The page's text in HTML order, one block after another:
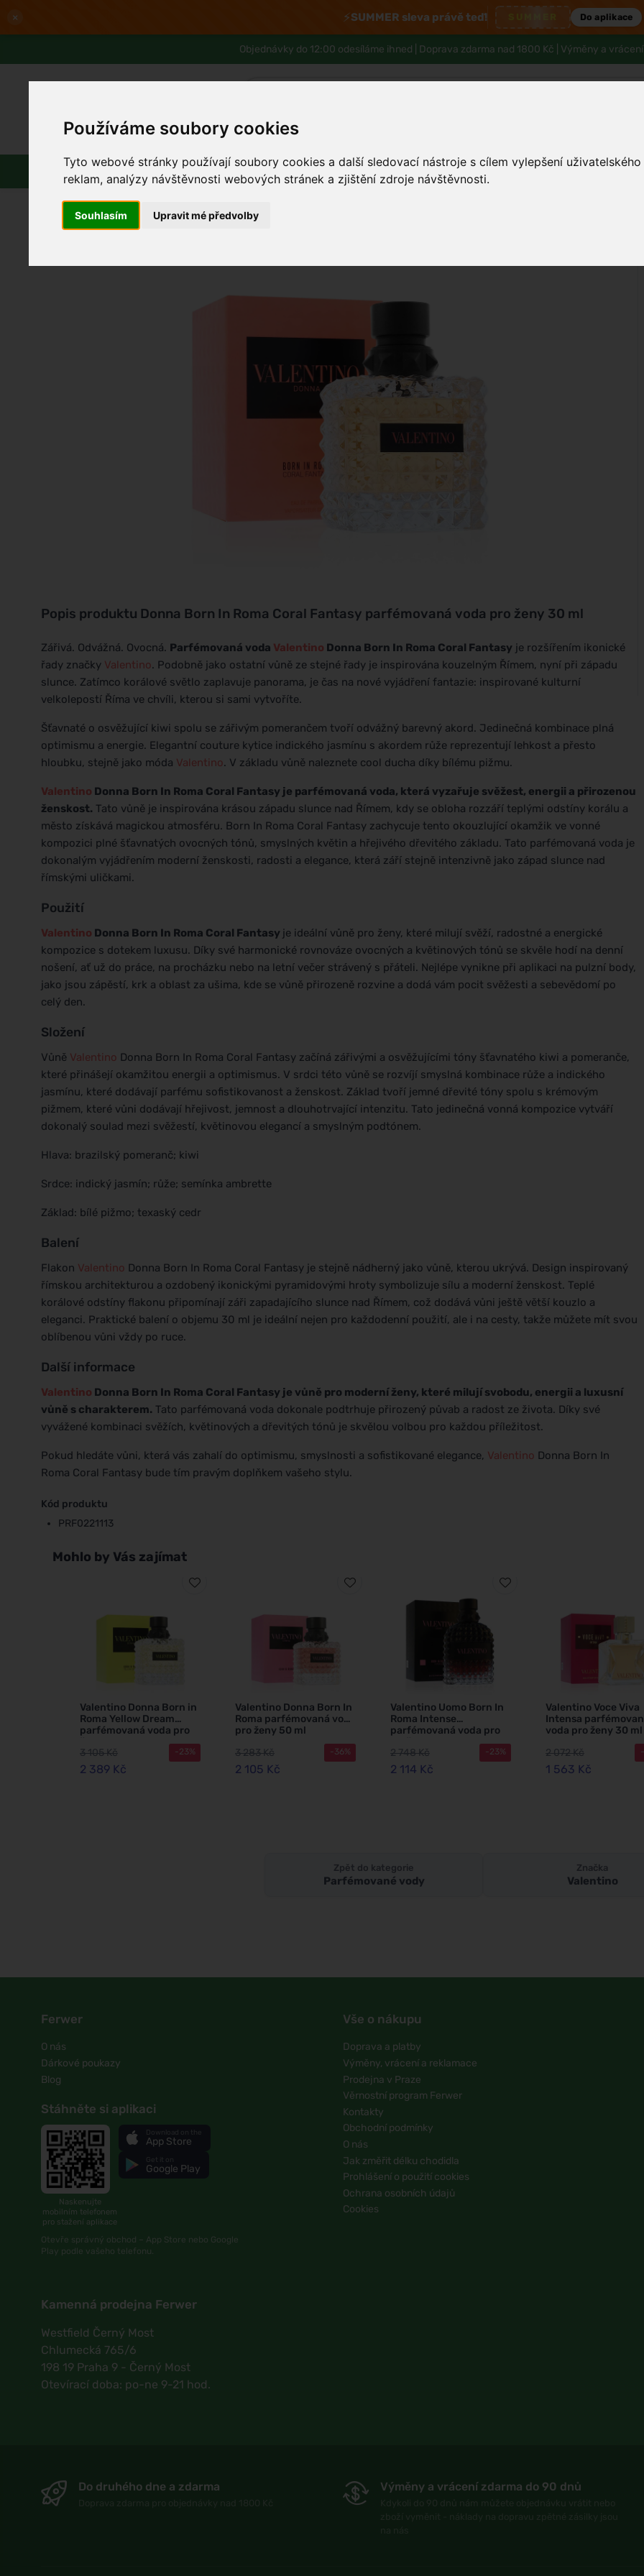
Používáme soubory cookies
Tyto webové stránky používají soubory cookies a další sledovací nástroje s cílem vylepšení
reklam, analýzy návštěvnosti webových stránek a zjištění zdroje návštěvnosti.
Souhlasím Upravit mé předvolby
× ⚡SUMMER sleva právě teď! Do aplikace
Objednávky do 12:00 odesíláme ihned | Doprava zdarma nad 1800 Kč | Výměny a
Parfémy Líčení Vlasy Pleť Tělo a hygiena Děti Muži
Popis produktu Donna Born In Roma Coral Fantasy parfémovaná voda pro ženy 30 ml
Zářivá. Odvážná. Ovocná. Parfémovaná voda Valentino Donna Born In Roma Coral Fantasy je rozšířením ikonické
řady značky Valentino. Podobně jako ostatní vůně ze stejné řady je inspirována kouzelným Římem, nyní při západu
slunce. Zatímco korálové světlo zaplavuje panorama, je čas na nové vyjádření fantazie: inspirované kulturní
velkolepostí Říma ve chvíli, kterou si sami vytvoříte.
Šťavnaté o osvěžující kiwi spolu se zářivým pomerančem tvoří odvážný barevný akord. Jedinečná kombinace plná
optimismu a energie. Elegantní couture kytice indického jasmínu s akordem růže reprezentují lehkost a přesto
hloubku, stejně jako móda Valentino. V základu vůně naleznete cool ducha díky bílému pižmu.
Valentino Donna Born In Roma Coral Fantasy je parfémovaná voda, která vyzařuje svěžest, energii a přirozenou
ženskost. Tato vůně je inspirována krásou západu slunce nad Římem, kdy se obloha rozzáří teplými odstíny korálu a
město získává magickou atmosféru. Born In Roma Coral Fantasy zachycuje tento okouzlující okamžik ve vonné
kompozici plné šťavnatých ovocných tónů, smyslných květin a hřejivého dřevitého základu. Tato parfémovaná voda je
dokonalým vyjádřením moderní ženskosti, radosti a elegance, která září stejně intenzivně jako západ slunce nad
římskými uličkami.
Použití
Valentino Donna Born In Roma Coral Fantasy je ideální vůně pro ženy, které milují svěží, radostné a energické
kompozice s dotekem luxusu. Díky své harmonické rovnováze ovocných a květinových tónů se skvěle hodí na denní
nošení, ať už do práce, na procházku nebo na letní večer strávený s přáteli. Nejlépe vynikne při aplikaci na pulzní body,
jako jsou zápěstí, krk a oblast za ušima, kde se vůně přirozeně rozvine a dodá vám pocit svěžesti a sebevědomí po
celý den.
Složení
Vůně Valentino Donna Born In Roma Coral Fantasy začíná zářivými a osvěžujícími tóny šťavnatého kiwi a pomeranče,
které přinášejí okamžitou energii a optimismus. V srdci této vůně se rozvíjí smyslná kombinace růže a indického
jasmínu, které dodávají parfému sofistikovanost a ženskost. Základ tvoří jemné dřevité tóny spolu s krémovým
pižmem, které vůni dodávají hřejivost, jemnost a dlouhotrvající intenzitu. Tato jedinečná vonná kompozice vytváří
dokonalý soulad mezi svěžestí, květinovou elegancí a smyslným podtónem.
Hlava: brazilský pomeranč; kiwi
Srdce: indický jasmín; růže; semínka ambrette
Základ: bílé pižmo; texaský cedr
Balení
Flakon Valentino Donna Born In Roma Coral Fantasy je stejně nádherný jako vůně, kterou ukrývá. Design inspirovaný
římskou architekturou a ozdobený ikonickými pyramidovými hroty symbolizuje sílu a moderní ženskost. Teplé
korálové odstíny flakonu připomínají záři zapadajícího slunce nad Římem, což dodává vůni ještě větší kouzlo a
eleganci. Praktické balení o objemu 30 ml je ideální nejen pro každodenní použití, ale i na cesty, takže můžete mít svou
oblíbenou vůni vždy po ruce.
Další informace
Valentino Donna Born In Roma Coral Fantasy je vůně pro moderní ženy, které milují svobodu, energii a luxusní
vůně s charakterem. Tato parfémovaná voda dokonale podtrhuje přirozený půvab a radost ze života. Díky své
vyvážené kombinaci svěžích, květinových a dřevitých tónů je skvělou volbou pro každou příležitost.
Pokud hledáte vůni, která vás zahalí do optimismu, smyslnosti a sofistikované elegance, Valentino Donna Born In
Roma Coral Fantasy bude tím pravým doplňkem vašeho stylu.
Kód produktu
PRF0221113
Mohlo by Vás zajímat
Valentino Donna Born in
Roma Yellow Dream
parfémovaná voda pro
3 105 Kč
2 389 Kč
-23%
Valentino Donna Born In
Roma parfémovaná voda
pro ženy 50 ml
3 283 Kč
2 105 Kč
-36%
Valentino Uomo Born In
Roma Intense
parfémovaná voda pro
2 748 Kč
2 114 Kč
-23%
Valentino Voce Viva
Intensa
voda pro ženy 30 ml
2 072 Kč
1 563 Kč
Zpět do kategorie
Parfémované vody
Značka
Valentino
Ferwer
O nás
Dárkové poukazy
Blog
Stáhněte si aplikaci
Naskenujte
mobilním telefonem
pro stažení aplikace
App Store
Google Play
Otevře správný obchod – App Store nebo Google
Play podle vašeho telefonu.
Kamenná prodejna Ferwer
Westfield Černý Most
Chlumecká 765/6
198 19 Praha 9 - Černý Most
Otevírací doba: po-ne 9-21 hod.
Vše o nákupu
Doprava a platby
Výměny, vrácení a reklamace
Prodejna v Praze
Věrnostní program Ferwer
Kontakty
Obchodní podmínky
O nás
Jak změřit délku chodidla
Prohlášení o použití cookies
Ochrana osobních údajů
Cookies
Do druhého dne a zdarma Výměny a vrácení zdarma do 90 dnů